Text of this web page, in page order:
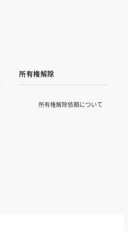
所有権解除
所有権解除依頼について